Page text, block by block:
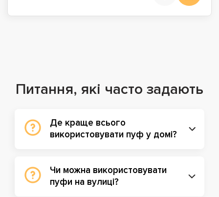
Питання, які часто задають
Де краще всього
використовувати пуф у домі?
Чи можна використовувати
пуфи на вулиці?